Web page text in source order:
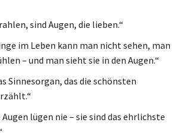
sind Augen, die lieben.“
im Leben kann man nicht sehen, man
– und man sieht sie in den Augen.“
Sinnesorgan, das die schönsten
Augen lügen nie – sie sind das ehrlichste